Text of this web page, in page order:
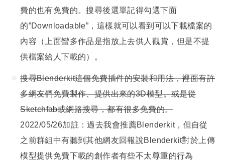
費的也有免費的。搜尋後選單記得勾選下面
的”Downloadable”，這樣就可以看到可以下載檔案的
內容（上面蠻多作品是指放上去供人觀賞，但是不提
供檔案給人下載的）。
搜尋Blenderkit這個免費插件的安裝和用法，裡面有許
多網友們免費製作、提供出來的3D模型。或是從
Sketchfab或網路搜尋，都有很多免費的。
2022/05/26加註：過去我會推薦Blenderkit，但自從
之前群組中有聽到其他網友回報說Blenderkit對於上傳
模型提供免費下載的創作者有些不太尊重的行為